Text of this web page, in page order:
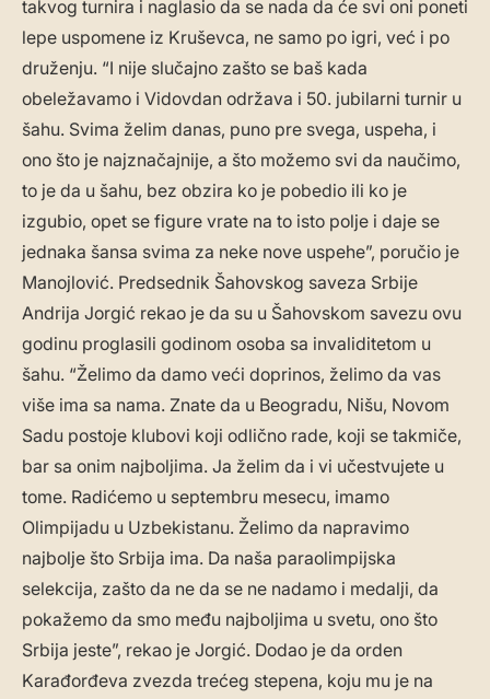
takvog turnira i naglasio da se nada da će svi oni poneti
lepe uspomene iz Kruševca, ne samo po igri, već i po
druženju. “I nije slučajno zašto se baš kada
obeležavamo i Vidovdan održava i 50. jubilarni turnir u
šahu. Svima želim danas, puno pre svega, uspeha, i
ono što je najznačajnije, a što možemo svi da naučimo,
to je da u šahu, bez obzira ko je pobedio ili ko je
izgubio, opet se figure vrate na to isto polje i daje se
jednaka šansa svima za neke nove uspehe”, poručio je
Manojlović. Predsednik Šahovskog saveza Srbije
Andrija Jorgić rekao je da su u Šahovskom savezu ovu
godinu proglasili godinom osoba sa invaliditetom u
šahu. “Želimo da damo veći doprinos, želimo da vas
više ima sa nama. Znate da u Beogradu, Nišu, Novom
Sadu postoje klubovi koji odlično rade, koji se takmiče,
bar sa onim najboljima. Ja želim da i vi učestvujete u
tome. Radićemo u septembru mesecu, imamo
Olimpijadu u Uzbekistanu. Želimo da napravimo
najbolje što Srbija ima. Da naša paraolimpijska
selekcija, zašto da ne da se ne nadamo i medalji, da
pokažemo da smo među najboljima u svetu, ono što
Srbija jeste”, rekao je Jorgić. Dodao je da orden
Karađorđeva zvezda trećeg stepena, koju mu je na